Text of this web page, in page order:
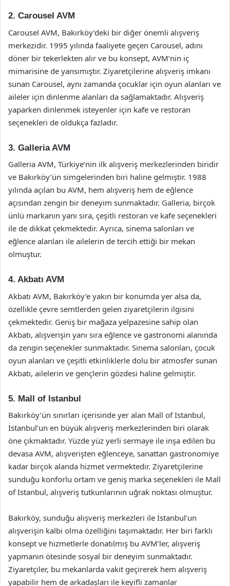
2. Carousel AVM
Carousel AVM, Bakırköy’deki bir diğer önemli alışveriş
merkezidir. 1995 yılında faaliyete geçen Carousel, adını
döner bir tekerlekten alır ve bu konsept, AVM’nin iç
mimarisine de yansımıştır. Ziyaretçilerine alışveriş imkanı
sunan Carousel, aynı zamanda çocuklar için oyun alanları ve
aileler için dinlenme alanları da sağlamaktadır. Alışveriş
yaparken dinlenmek isteyenler için kafe ve restoran
seçenekleri de oldukça fazladır.
3. Galleria AVM
Galleria AVM, Türkiye’nin ilk alışveriş merkezlerinden biridir
ve Bakırköy’ün simgelerinden biri haline gelmiştir. 1988
yılında açılan bu AVM, hem alışveriş hem de eğlence
açısından zengin bir deneyim sunmaktadır. Galleria, birçok
ünlü markanın yanı sıra, çeşitli restoran ve kafe seçenekleri
ile de dikkat çekmektedir. Ayrıca, sinema salonları ve
eğlence alanları ile ailelerin de tercih ettiği bir mekan
olmuştur.
4. Akbatı AVM
Akbatı AVM, Bakırköy’e yakın bir konumda yer alsa da,
özellikle çevre semtlerden gelen ziyaretçilerin ilgisini
çekmektedir. Geniş bir mağaza yelpazesine sahip olan
Akbatı, alışverişin yanı sıra eğlence ve gastronomi alanında
da zengin seçenekler sunmaktadır. Sinema salonları, çocuk
oyun alanları ve çeşitli etkinliklerle dolu bir atmosfer sunan
Akbatı, ailelerin ve gençlerin gözdesi haline gelmiştir.
5. Mall of Istanbul
Bakırköy’ün sınırları içerisinde yer alan Mall of Istanbul,
İstanbul’un en büyük alışveriş merkezlerinden biri olarak
öne çıkmaktadır. Yüzde yüz yerli sermaye ile inşa edilen bu
devasa AVM, alışverişten eğlenceye, sanattan gastronomiye
kadar birçok alanda hizmet vermektedir. Ziyaretçilerine
sunduğu konforlu ortam ve geniş marka seçenekleri ile Mall
of Istanbul, alışveriş tutkunlarının uğrak noktası olmuştur.
Bakırköy, sunduğu alışveriş merkezleri ile İstanbul’un
alışverişin kalbi olma özelliğini taşımaktadır. Her biri farklı
konsept ve hizmetlerle donatılmış bu AVM’ler, alışveriş
yapmanın ötesinde sosyal bir deneyim sunmaktadır.
Ziyaretçiler, bu mekanlarda vakit geçirerek hem alışveriş
yapabilir hem de arkadaşları ile keyifli zamanlar